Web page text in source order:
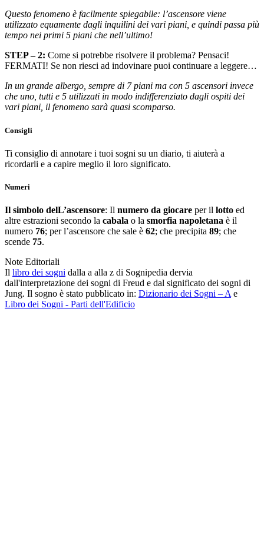
Questo fenomeno è facilmente spiegabile: l’ascensore viene
utilizzato equamente dagli inquilini dei vari piani, e quindi passa più
tempo nei primi 5 piani che nell’ultimo!
STEP – 2: Come si potrebbe risolvere il problema? Pensaci!
FERMATI! Se non riesci ad indovinare puoi continuare a leggere…
In un grande albergo, sempre di 7 piani ma con 5 ascensori invece
che uno, tutti e 5 utilizzati in modo indifferenziato dagli ospiti dei
vari piani, il fenomeno sarà quasi scomparso.
Consigli
Ti consiglio di annotare i tuoi sogni su un diario, ti aiuterà a
ricordarli e a capire meglio il loro significato.
Numeri
Il simbolo delL’ascensore: Il numero da giocare per il lotto ed
altre estrazioni secondo la cabala o la smorfia napoletana è il
numero 76; per l’ascensore che sale è 62; che precipita 89; che
scende 75.
Note Editoriali
Il libro dei sogni dalla a alla z di Sognipedia dervia
dall'interpretazione dei sogni di Freud e dal significato dei sogni di
Jung. Il sogno è stato pubblicato in: Dizionario dei Sogni – A e
Libro dei Sogni - Parti dell'Edificio